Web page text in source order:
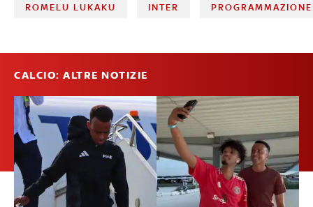
ROMELU LUKAKU INTER
CALCIO: ALTRE NOTIZIE